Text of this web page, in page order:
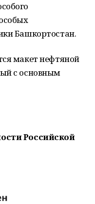
Башкортостан.
макет нефтяной
с основным
Российской